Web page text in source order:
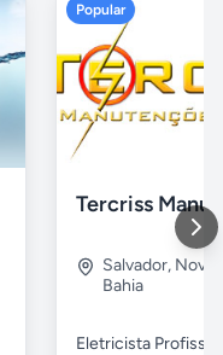
Popular
Salvador, Nova
Bahia
Eletricista